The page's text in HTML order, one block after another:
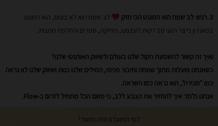
3. רגש: לב שמח הוא המגנט הכי חזק
לב שמח הוא לא בונוס, הוא המנוע.
במועדון נייצר רגעי 10 דקות לעצמנו, מוזיקה, ספרים והחלפת מתנות.
ואיך זה קשור להשמעת הקול שלנו בעולם ולשיווק האותנטי שלנו?
כשאנחנו פועלות מתוך שמחה וחיבור פנימי, המילים שלנו כנות ושיווק שלנו לא נראה
כמו "מכירה", הוא נראה כמו השראה.
אנחנו נלמד איך להחזיר את הצבע ללב, כי משם הכל מתחיל לזרום ב-Flow.
למי המועדון הזה מיועד?